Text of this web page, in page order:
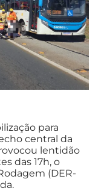
para
central da
lentidão
das 17h, o
(DER-